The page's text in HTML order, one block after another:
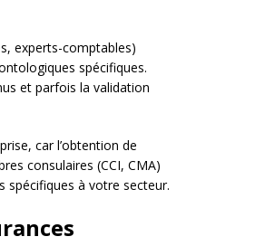
experts-comptables)
spécifiques.
et parfois la validation
car l’obtention de
consulaires (CCI, CMA)
spécifiques à votre secteur.